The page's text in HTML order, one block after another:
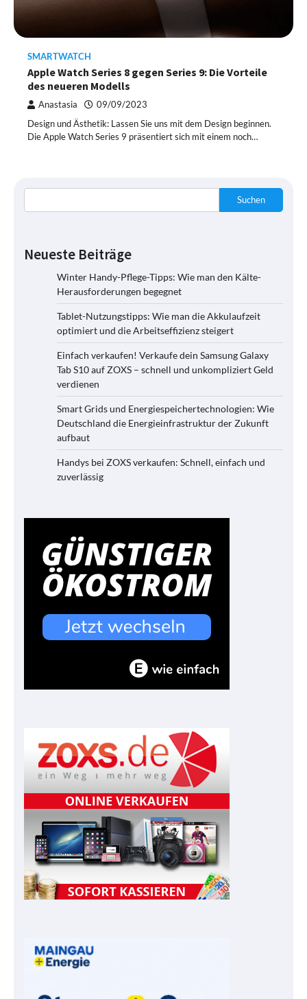
SMARTWATCH
Apple Watch Series 8 gegen Series 9: Die Vorteile
des neueren Modells
Anastasia 09/09/2023
Design und Ästhetik: Lassen Sie uns mit dem Design beginnen.
Die Apple Watch Series 9 präsentiert sich mit einem noch…
Suchen
Neueste Beiträge
Winter Handy-Pflege-Tipps: Wie man den Kälte-
Herausforderungen begegnet
Tablet-Nutzungstipps: Wie man die Akkulaufzeit
optimiert und die Arbeitseffizienz steigert
Einfach verkaufen! Verkaufe dein Samsung Galaxy
Tab S10 auf ZOXS – schnell und unkompliziert Geld
verdienen
Smart Grids und Energiespeichertechnologien: Wie
Deutschland die Energieinfrastruktur der Zukunft
aufbaut
Handys bei ZOXS verkaufen: Schnell, einfach und
zuverlässig